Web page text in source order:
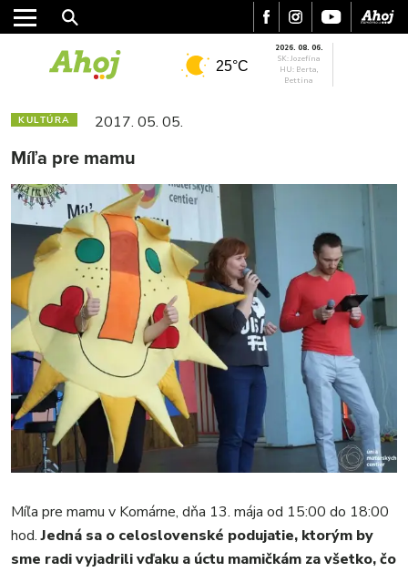
MESTO
REGIÓN
ŠPORT
KULTÚRA
VIDEO
MIX
25°C
2026. 08. 06.
SK: Jozefína
HU: Berta,
Bettina
KULTÚRA 2017. 05. 05.
Míľa pre mamu
Míľa pre mamu v Komárne, dňa 13. mája od 15:00 do 18:00
hod.Jedná sa o celoslovenské podujatie, ktorým by
sme radi vyjadrili vďaku a úctu mamičkám za všetko, čo